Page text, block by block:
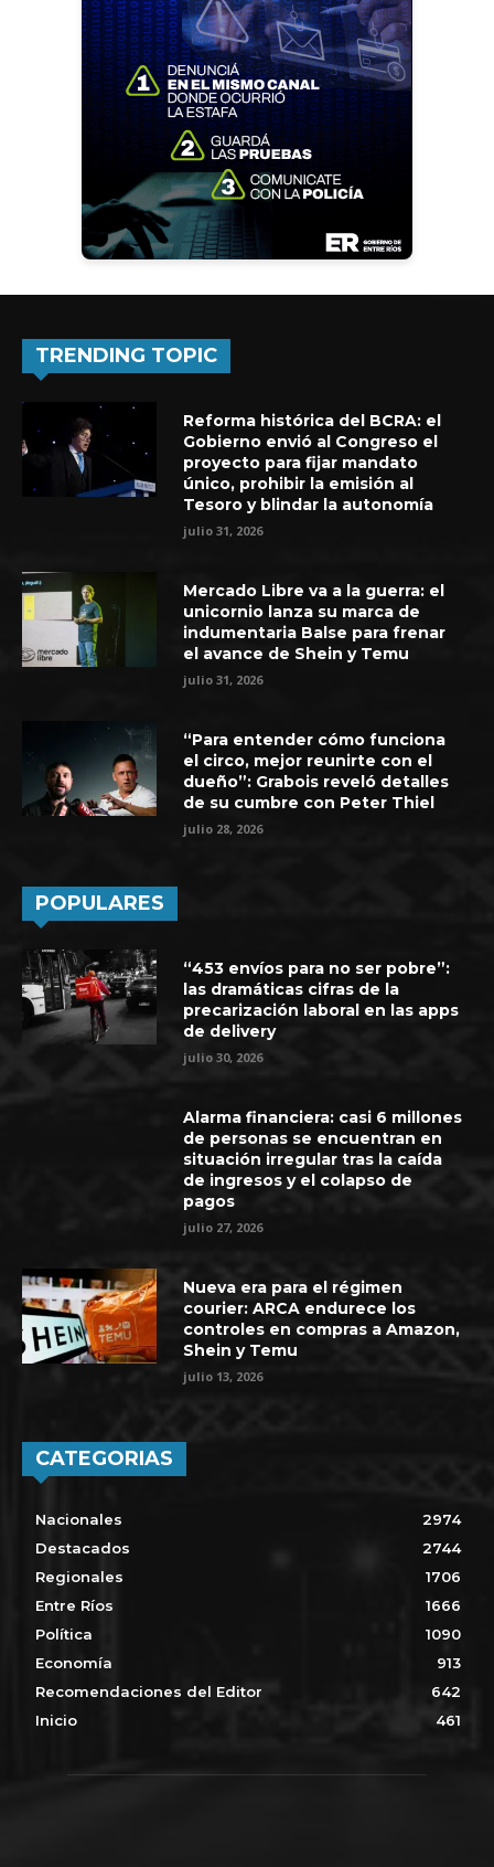
TRENDING TOPIC
Reforma histórica del BCRA: el
Gobierno envió al Congreso el
proyecto para fijar mandato
único, prohibir la emisión al
Tesoro y blindar la autonomía
julio 31, 2026
Mercado Libre va a la guerra: el
unicornio lanza su marca de
indumentaria Balse para frenar
el avance de Shein y Temu
julio 31, 2026
“Para entender cómo funciona
el circo, mejor reunirte con el
dueño”: Grabois reveló detalles
de su cumbre con Peter Thiel
julio 28, 2026
POPULARES
“453 envíos para no ser pobre”:
las dramáticas cifras de la
precarización laboral en las apps
de delivery
julio 30, 2026
Alarma financiera: casi 6 millones
de personas se encuentran en
situación irregular tras la caída
de ingresos y el colapso de
pagos
julio 27, 2026
Nueva era para el régimen
courier: ARCA endurece los
controles en compras a Amazon,
Shein y Temu
julio 13, 2026
CATEGORIAS
Nacionales
2974
Destacados
2744
Regionales
1706
Entre Ríos
1666
Política
1090
Economía
913
Recomendaciones del Editor
642
Inicio
461